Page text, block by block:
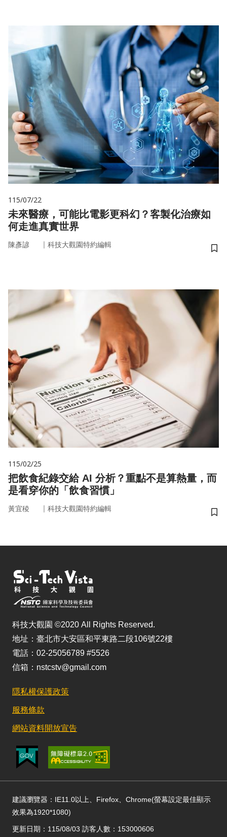
115/07/22
未來醫療，可能比電影更科幻？客製化治療如
何走進真實世界
陳彥諺 ｜ 科技大觀園特約編輯
儲
115/02/25
把飲食紀錄交給 AI 分析？重點不是算熱量，而
是看穿你的「飲食習慣」
黃宜稜 ｜ 科技大觀園特約編輯
儲
科技大觀園 ©2020 All Rights Reserved.
地址：臺北市大安區和平東路二段106號22樓
電話：02-25056789 #5526
信箱：nstcstv@gmail.com
隱私權保護政策
服務條款
網站資料開放宣告
建議瀏覽器：IE11.0以上、Firefox、Chrome(螢幕設定最佳顯示
效果為1920*1080)
更新日期：115/08/03 訪客人數：153000606